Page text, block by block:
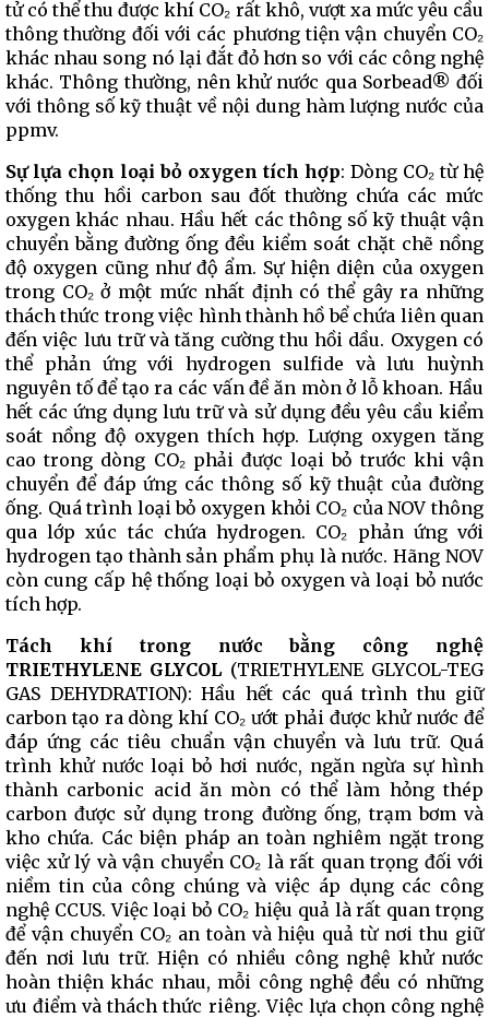
tử có thể thu được khí CO₂ rất khô, vượt xa mức yêu cầu
thông thường đối với các phương tiện vận chuyển CO₂
khác nhau song nó lại đắt đỏ hơn so với các công nghệ
khác. Thông thường, nên khử nước qua Sorbead® đối
với thông số kỹ thuật về nội dung hàm lượng nước của
ppmv.
Sự lựa chọn loại bỏ oxygen tích hợp: Dòng CO₂ từ hệ
thống thu hồi carbon sau đốt thường chứa các mức
oxygen khác nhau. Hầu hết các thông số kỹ thuật vận
chuyển bằng đường ống đều kiểm soát chặt chẽ nồng
độ oxygen cũng như độ ẩm. Sự hiện diện của oxygen
trong CO₂ ở một mức nhất định có thể gây ra những
thách thức trong việc hình thành hồ bể chứa liên quan
đến việc lưu trữ và tăng cường thu hồi dầu. Oxygen có
thể phản ứng với hydrogen sulfide và lưu huỳnh
nguyên tố để tạo ra các vấn đề ăn mòn ở lỗ khoan. Hầu
hết các ứng dụng lưu trữ và sử dụng đều yêu cầu kiểm
soát nồng độ oxygen thích hợp. Lượng oxygen tăng
cao trong dòng CO₂ phải được loại bỏ trước khi vận
chuyển để đáp ứng các thông số kỹ thuật của đường
ống. Quá trình loại bỏ oxygen khỏi CO₂ của NOV thông
qua lớp xúc tác chứa hydrogen. CO₂ phản ứng với
hydrogen tạo thành sản phẩm phụ là nước. Hãng NOV
còn cung cấp hệ thống loại bỏ oxygen và loại bỏ nước
tích hợp.
Tách khí trong nước bằng công nghệ
TRIETHYLENE GLYCOL (TRIETHYLENE GLYCOL-TEG
GAS DEHYDRATION): Hầu hết các quá trình thu giữ
carbon tạo ra dòng khí CO₂ ướt phải được khử nước để
đáp ứng các tiêu chuẩn vận chuyển và lưu trữ. Quá
trình khử nước loại bỏ hơi nước, ngăn ngừa sự hình
thành carbonic acid ăn mòn có thể làm hỏng thép
carbon được sử dụng trong đường ống, trạm bơm và
kho chứa. Các biện pháp an toàn nghiêm ngặt trong
việc xử lý và vận chuyển CO₂ là rất quan trọng đối với
niềm tin của công chúng và việc áp dụng các công
nghệ CCUS. Việc loại bỏ CO₂ hiệu quả là rất quan trọng
để vận chuyển CO₂ an toàn và hiệu quả từ nơi thu giữ
đến nơi lưu trữ. Hiện có nhiều công nghệ khử nước
hoàn thiện khác nhau, mỗi công nghệ đều có những
ưu điểm và thách thức riêng. Việc lựa chọn công nghệ